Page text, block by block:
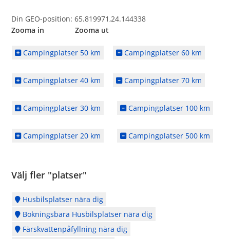
Din GEO-position: 65.819971,24.144338
Zooma in Zooma ut
Campingplatser 50 km Campingplatser 60 km
Campingplatser 40 km Campingplatser 70 km
Campingplatser 30 km Campingplatser 100 km
Campingplatser 20 km Campingplatser 500 km
Välj fler "platser"
Husbilsplatser nära dig
Bokningsbara Husbilsplatser nära dig
Färskvattenpåfyllning nära dig